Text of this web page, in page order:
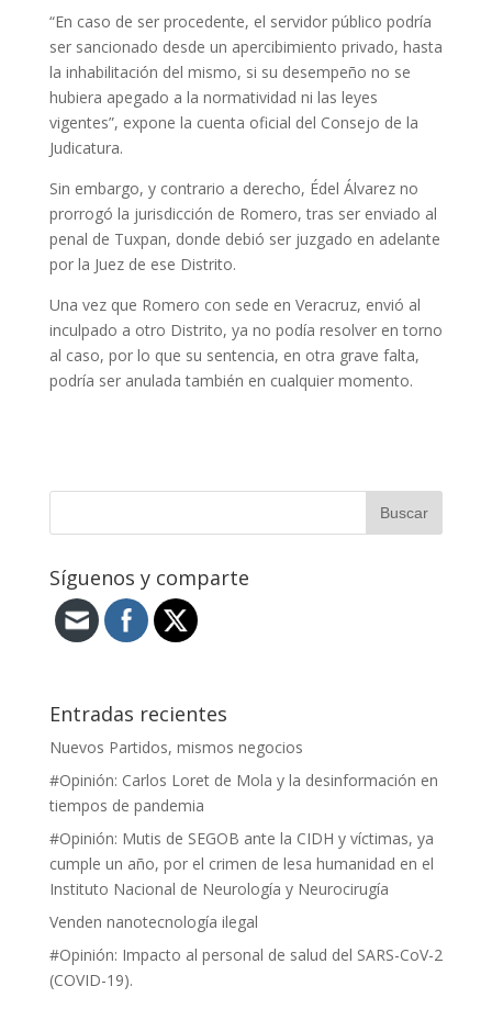
“En caso de ser procedente, el servidor público podría
ser sancionado desde un apercibimiento privado, hasta
la inhabilitación del mismo, si su desempeño no se
hubiera apegado a la normatividad ni las leyes
vigentes”, expone la cuenta oficial del Consejo de la
Judicatura.
Sin embargo, y contrario a derecho, Édel Álvarez no
prorrogó la jurisdicción de Romero, tras ser enviado al
penal de Tuxpan, donde debió ser juzgado en adelante
por la Juez de ese Distrito.
Una vez que Romero con sede en Veracruz, envió al
inculpado a otro Distrito, ya no podía resolver en torno
al caso, por lo que su sentencia, en otra grave falta,
podría ser anulada también en cualquier momento.
Síguenos y comparte
Entradas recientes
Nuevos Partidos, mismos negocios
#Opinión: Carlos Loret de Mola y la desinformación en
tiempos de pandemia
#Opinión: Mutis de SEGOB ante la CIDH y víctimas, ya
cumple un año, por el crimen de lesa humanidad en el
Instituto Nacional de Neurología y Neurocirugía
Venden nanotecnología ilegal
#Opinión: Impacto al personal de salud del SARS-CoV-2
(COVID-19).